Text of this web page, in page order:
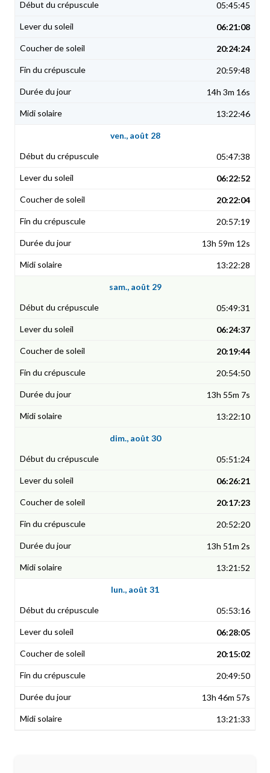
05:45:45
06:21:08
20:24:24
20:59:48
14h 3m 16s
13:22:46
ven., août 28
05:47:38
06:22:52
20:22:04
20:57:19
13h 59m 12s
13:22:28
sam., août 29
05:49:31
06:24:37
20:19:44
20:54:50
13h 55m 7s
13:22:10
dim., août 30
05:51:24
06:26:21
20:17:23
20:52:20
13h 51m 2s
13:21:52
lun., août 31
05:53:16
06:28:05
20:15:02
20:49:50
13h 46m 57s
13:21:33